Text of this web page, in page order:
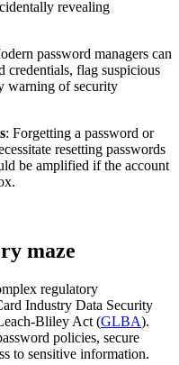
revealing
password managers can
credentials, flag suspicious
warning of security
: Forgetting a password or
resetting passwords
be amplified if the account
maze
regulatory
Industry Data Security
Bliley Act (GLBA).
policies, secure
to sensitive information.